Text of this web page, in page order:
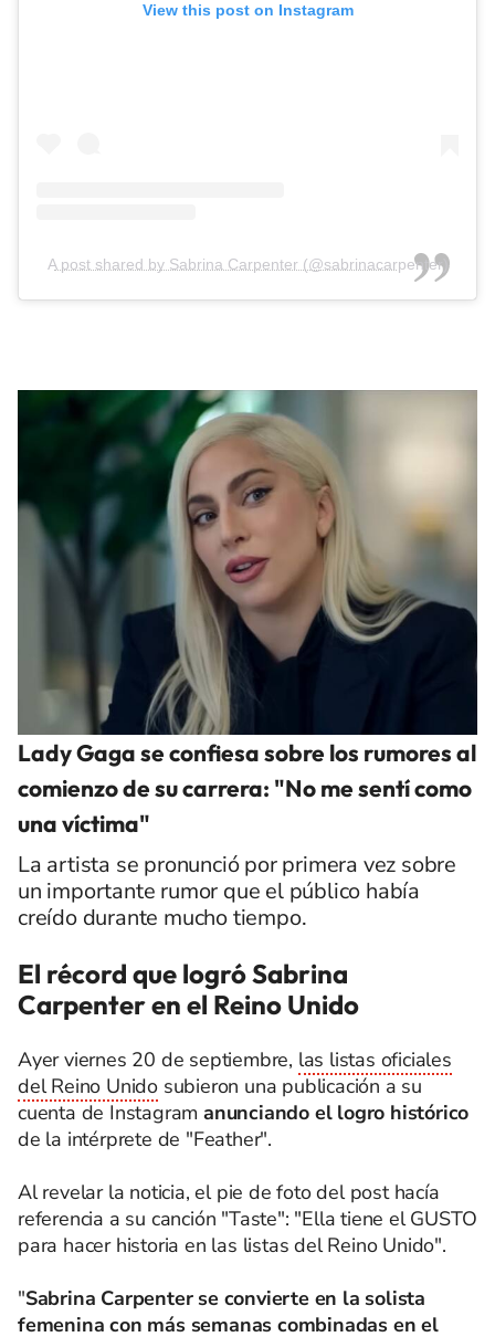
View this post on Instagram
A post shared by Sabrina Carpenter (@sabrinacarpenter)
Lady Gaga se confiesa sobre los rumores al
comienzo de su carrera: "No me sentí como
una víctima"
La artista se pronunció por primera vez sobre
un importante rumor que el público había
creído durante mucho tiempo.
El récord que logró Sabrina
Carpenter en el Reino Unido
Ayer viernes 20 de septiembre, las listas oficiales
del Reino Unido subieron una publicación a su
cuenta de Instagramanunciando el logro histórico
de la intérprete de "Feather".
Al revelar la noticia, el pie de foto del post hacía
referencia a su canción "Taste": "Ella tiene el GUSTO
para hacer historia en las listas del Reino Unido".
"Sabrina Carpenter se convierte en la solista
femenina con más semanas combinadas en el